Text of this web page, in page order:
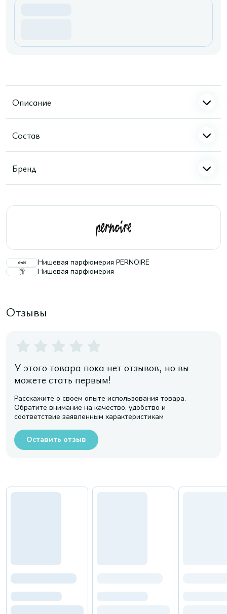
Описание
Состав
Бренд
Нишевая парфюмерия PERNOIRE
Нишевая парфюмерия
Отзывы
У этого товара пока нет отзывов, но вы
можете стать первым!
Расскажите о своем опыте использования товара.
Обратите внимание на качество, удобство и
соответствие заявленным характеристикам
Оставить отзыв